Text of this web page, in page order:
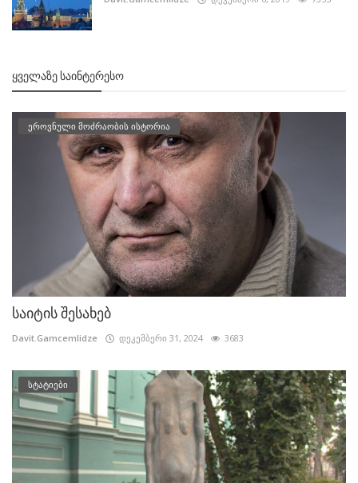
ᲧᲕᲔᲚᲐᲖᲔ ᲡᲐᲘᲜᲢᲔᲠᲔᲡᲝ
ეროვნული მოძრაობის ისტორია
საიტის შესახებ
Davit.Gamcemlidze დეკემბერი 31, 2024 3683
სტატიები